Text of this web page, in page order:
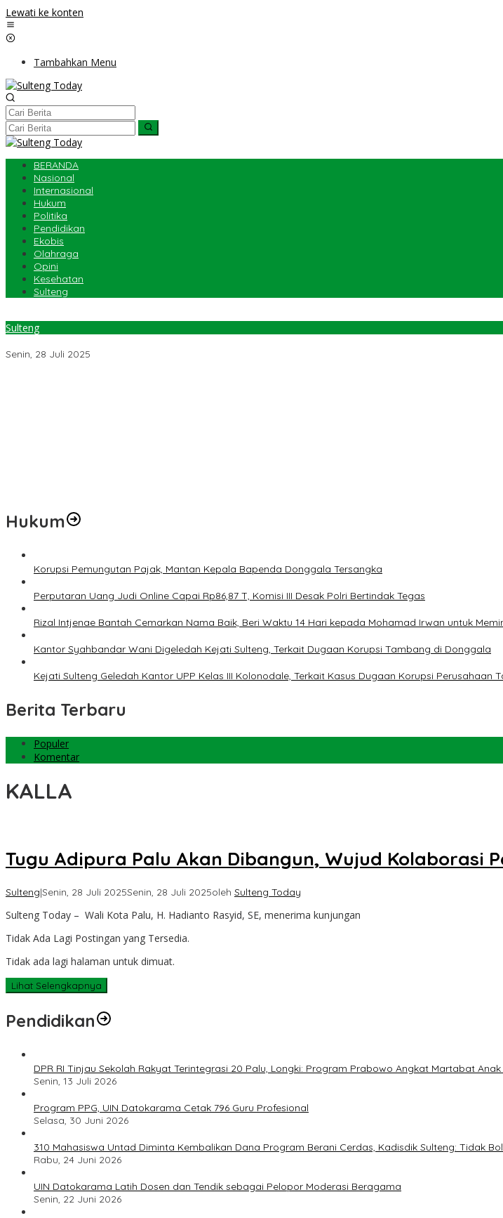
Lewati ke konten
Tambahkan Menu
BERANDA
Nasional
Internasional
Hukum
Politika
Pendidikan
Ekobis
Olahraga
Opini
Kesehatan
Sulteng
Sulteng
Senin, 28 Juli 2025
Hukum
Korupsi Pemungutan Pajak, Mantan Kepala Bapenda Donggala Tersangka
Perputaran Uang Judi Online Capai Rp86,87 T, Komisi III Desak Polri Bertindak Tegas
Rizal Intjenae Bantah Cemarkan Nama Baik, Beri Waktu 14 Hari kepada Mohamad Irwan untuk
Kantor Syahbandar Wani Digeledah Kejati Sulteng, Terkait Dugaan Korupsi Tambang di Donggala
Kejati Sulteng Geledah Kantor UPP Kelas III Kolonodale, Terkait Kasus Dugaan Korupsi Perusahaan
Berita Terbaru
Populer
Komentar
KALLA
Tugu Adipura Palu Akan Dibangun, Wujud Kolaborasi
Sulteng|Senin, 28 Juli 2025Senin, 28 Juli 2025oleh Sulteng Today
Sulteng Today – Wali Kota Palu, H. Hadianto Rasyid, SE, menerima kunjungan
Tidak Ada Lagi Postingan yang Tersedia.
Tidak ada lagi halaman untuk dimuat.
Lihat Selengkapnya
Pendidikan
DPR RI Tinjau Sekolah Rakyat Terintegrasi 20 Palu, Longki: Program Prabowo Angkat Martabat Anak
Senin, 13 Juli 2026
Program PPG, UIN Datokarama Cetak 796 Guru Profesional
Selasa, 30 Juni 2026
310 Mahasiswa Untad Diminta Kembalikan Dana Program Berani Cerdas, Kadisdik Sulteng: Tidak
Rabu, 24 Juni 2026
UIN Datokarama Latih Dosen dan Tendik sebagai Pelopor Moderasi Beragama
Senin, 22 Juni 2026